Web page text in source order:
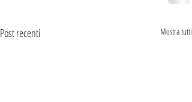
Post recenti Mostra tutti